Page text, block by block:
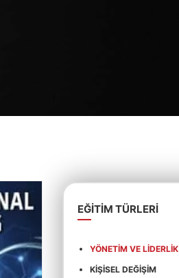
EĞITIM TÜRLERI
YÖNETIM VE LIDERLIK
KIŞISEL DEĞIŞIM